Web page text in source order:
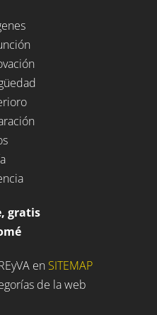
gratis
en SITEMAP
de la web